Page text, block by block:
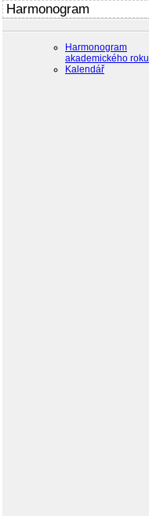
Harmonogram
akademického roku
Kalendář